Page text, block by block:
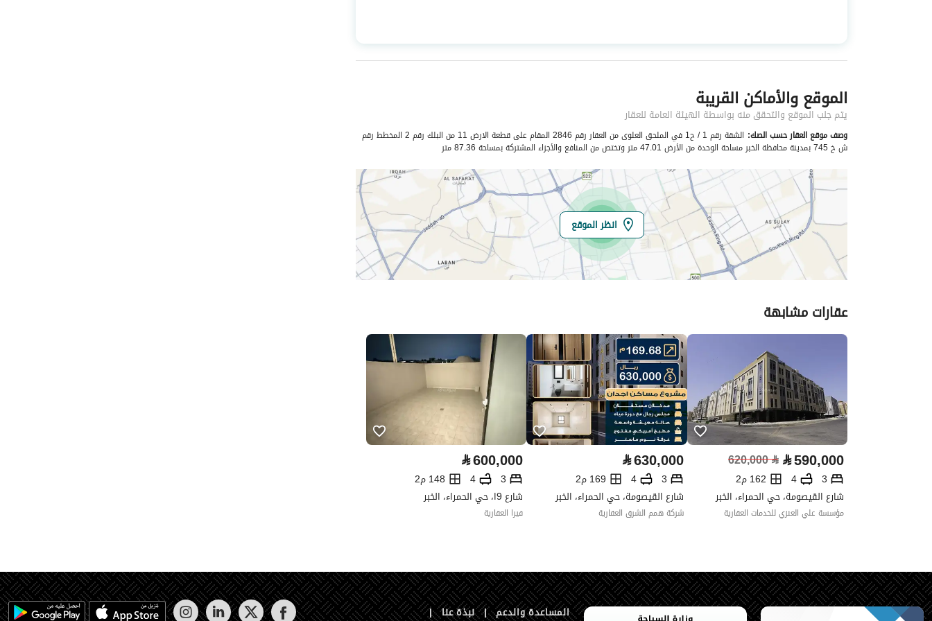
نوع العقار
شقق
عدد الغرف
5
خدمات العقار
كهرباء نعم صرف صحي نعم
تفاصيل اضافية
عمر العقار
جديد
عرض الشارع
0
رقم المخطط
ش خ 745
رقم صك الملكية
واجهة العقار
شرقية
حدود واطوال العقار -
الضمانات والمدة
-
قنوات الاعلان
منصة مرخصة
هل يوجد اي التزام
على العقار ؟
لا يوجد
مطابقة لكود البناء -
العقار مرهون
لا
العقار مقيد
لا
رقم الأرض
11
ملاحظات
حدود العقار/الملكية
الشمالي
اسم :
سطح 8
الشرقي
اسم : تفصيل سطح 8 و سطح 1
الموقع والأماكن القريبة
يتم جلب الموقع والتحقق منه بواسطة الهيئة العامة للعقار
وصف موقع العقار حسب الصك:
الشقة رقم 1 / ح1 في الملحق العلوى من العقار رقم 2846 المقام على قطعة الارض 11 من البلك رقم 2 المخطط رقم
ش خ 745 بمدينة محافظة الخبر مساحة الوحدة من الأرض 47.01 متر وتختص من المنافع والأجزاء المشتركة بمساحة 87.36 متر
انظر الموقع
عقارات مشابهة
⃁590,000
⃁
620,000
3
4
162 م2
شارع القيصومة، حي الحمراء، الخبر
مؤسسة علي العنزي للخدمات العقارية
⃁630,000
3
4
169 م2
شارع القيصومة، حي الحمراء، الخبر
شركة همم الشرق العقارية
⃁600,000
3
4
148 م2
شارع 9ا، حي الحمراء، الخبر
فيرا العقارية
المساعدة والدعم | نبذة عنا |